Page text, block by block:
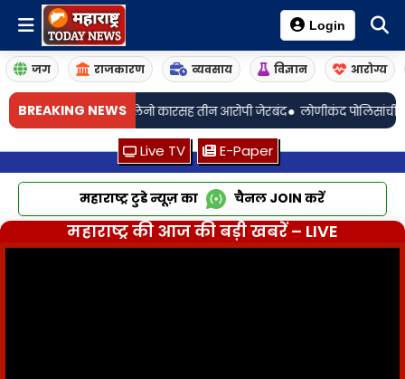
Login
जग राजकारण व्यवसाय विज्ञान आरोग्य
BREAKING NEWS
व बलेनो कारसह तीन आरोपी जेरबंद• लोणीकंद पोलिसांची अमली
Live TV E-Paper
महाराष्ट्र टुडे न्यूज़ का चैनल JOIN करें
महाराष्ट्र की आज की बड़ी खबरें – LIVE